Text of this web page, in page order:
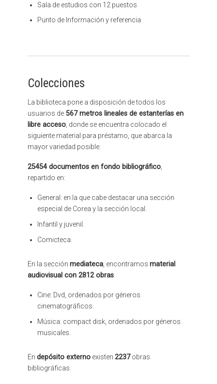
Sala de estudios con 12 puestos
Punto de Información y referencia
Colecciones
La biblioteca pone a disposición de todos los
usuarios de567 metros lineales de estanterías en
libre acceso, donde se encuentra colocado el
siguiente material para préstamo, que abarca la
mayor variedad posible:
25454 documentos en fondo bibliográfico,
repartido en:
General: en la que cabe destacar una sección
especial de Corea y la sección local.
Infantil y juvenil.
Comicteca.
En la sección mediateca, encontramos material
audiovisual con 2812 obras.
Cine: Dvd, ordenados por géneros
cinematográficos.
Música: compact disk, ordenados por géneros
musicales.
En depósito externoexisten 2237obras
bibliográficas.